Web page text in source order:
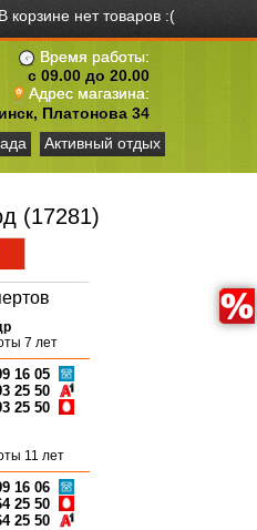
В корзине нет товаров :(
Время работы:
с 09.00 до 20.00
Адрес магазина:
Платонова 34
Активный отдых
(17281)
7 лет
16 05
25 50
25 50
11 лет
16 06
25 50
25 50